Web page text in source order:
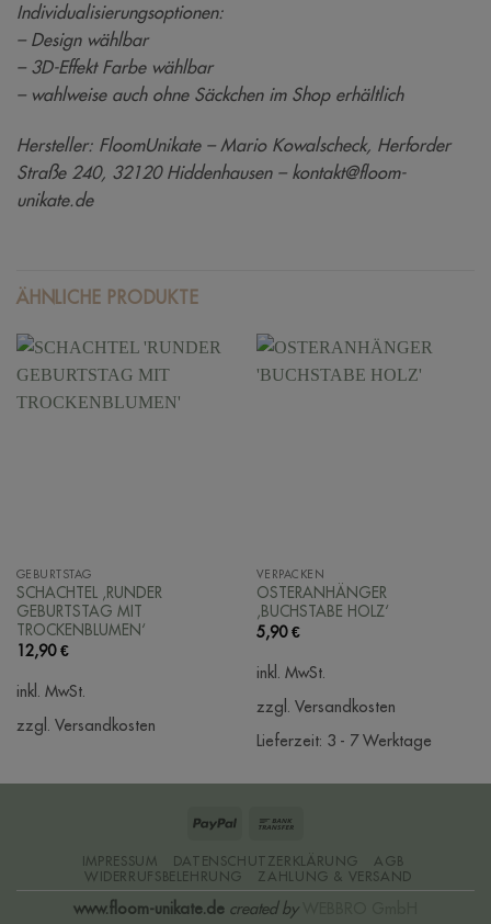
Individualisierungsoptionen:
– Design wählbar
– 3D-Effekt Farbe wählbar
– wahlweise auch ohne Säckchen im Shop erhältlich
Hersteller: FloomUnikate – Mario Kowalscheck, Herforder
Straße 240, 32120 Hiddenhausen – kontakt@floom-
unikate.de
ÄHNLICHE PRODUKTE
GEBURTSTAG
SCHACHTEL ‚RUNDER
GEBURTSTAG MIT
TROCKENBLUMEN‘
12,90€
inkl. MwSt.
zzgl. Versandkosten
VERPACKEN
OSTERANHÄNGER
‚BUCHSTABE HOLZ‘
5,90€
inkl. MwSt.
zzgl. Versandkosten
Lieferzeit: 3 - 7 Werktage
PayPal
IMPRESSUM DATENSCHUTZERKLÄRUNG
AGB
WIDERRUFSBELEHRUNG
ZAHLUNG & VERSAND
www.floom-unikate.de created by